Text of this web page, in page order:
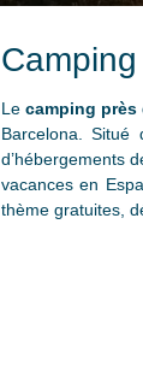
Le camping près
Barcelona.
d’hébergements
vacances en
thème gratuites,